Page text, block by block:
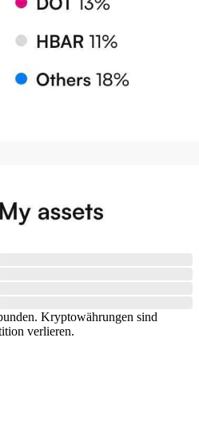
Kryptowährungen sind
verlieren.